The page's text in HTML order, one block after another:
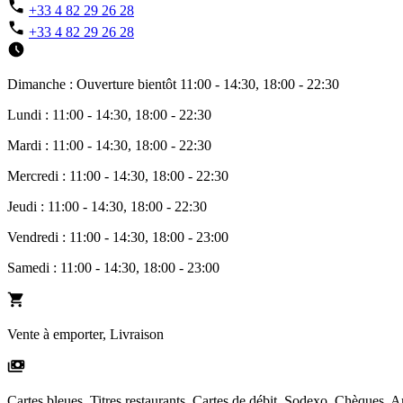
+33 4 82 29 26 28
+33 4 82 29 26 28
Dimanche : Ouverture bientôt 11:00 - 14:30, 18:00 - 22:30
Lundi : 11:00 - 14:30, 18:00 - 22:30
Mardi : 11:00 - 14:30, 18:00 - 22:30
Mercredi : 11:00 - 14:30, 18:00 - 22:30
Jeudi : 11:00 - 14:30, 18:00 - 22:30
Vendredi : 11:00 - 14:30, 18:00 - 23:00
Samedi : 11:00 - 14:30, 18:00 - 23:00
Vente à emporter, Livraison